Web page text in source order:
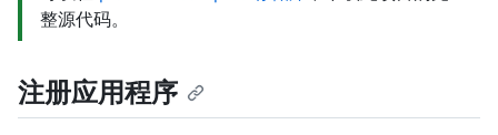
整源代码。
注册应用程序